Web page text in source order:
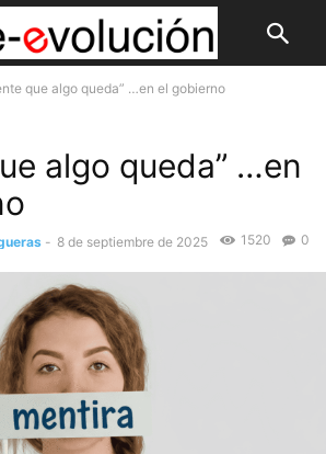
que algo queda” …en el gobierno
algo queda” …en
- 8 de septiembre de 2025 0
1520